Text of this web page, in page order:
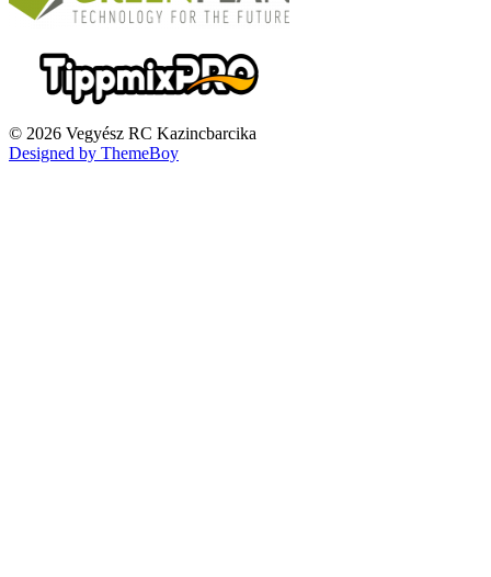
© 2026 Vegyész RC Kazincbarcika
Designed by ThemeBoy